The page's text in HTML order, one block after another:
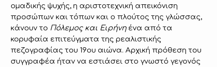
ομαδικής ψυχής, η αριστοτεχνική απεικόνιση
προσώπων και τόπων και ο πλούτος της γλώσσας,
κάνουν το Πόλεμος και Ειρήνηένα από τα
κορυφαία επιτεύγματα της ρεαλιστικής
πεζογραφίας του 19ου αιώνα. Αρχική πρόθεση του
συγγραφέα ήταν να εστιάσει στο γνωστό γεγονός